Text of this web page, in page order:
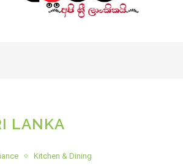
LANKA
Kitchen & Dining